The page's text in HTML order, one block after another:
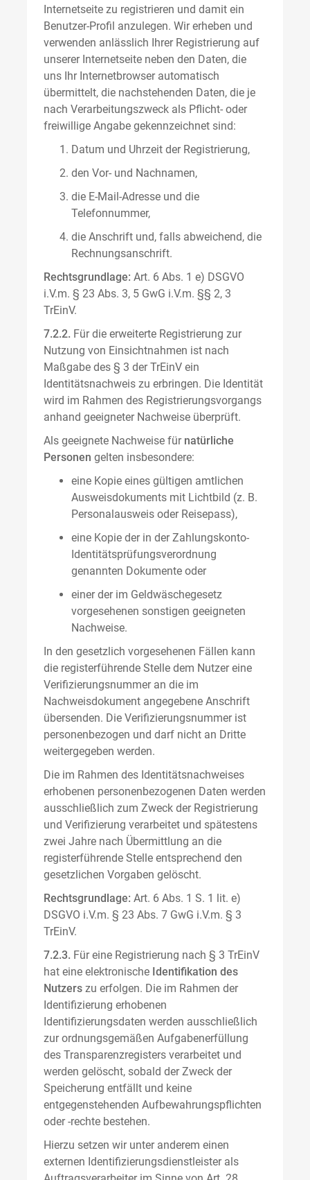
Internetseite zu registrieren und damit ein
Benutzer-Profil anzulegen. Wir erheben und
verwenden anlässlich Ihrer Registrierung auf
unserer Internetseite neben den Daten, die
uns Ihr Internetbrowser automatisch
übermittelt, die nachstehenden Daten, die je
nach Verarbeitungszweck als Pflicht- oder
freiwillige Angabe gekennzeichnet sind:
Datum und Uhrzeit der Registrierung,
den Vor- und Nachnamen,
die E-Mail-Adresse und die
Telefonnummer,
die Anschrift und, falls abweichend, die
Rechnungsanschrift.
Rechtsgrundlage: Art. 6 Abs. 1 e) DSGVO
i.V.m. § 23 Abs. 3, 5 GwG i.V.m. §§ 2, 3
TrEinV.
7.2.2. Für die erweiterte Registrierung zur
Nutzung von Einsichtnahmen ist nach
Maßgabe des § 3 der TrEinV ein
Identitätsnachweis zu erbringen. Die Identität
wird im Rahmen des Registrierungsvorgangs
anhand geeigneter Nachweise überprüft.
Als geeignete Nachweise für natürliche
Personen gelten insbesondere:
eine Kopie eines gültigen amtlichen
Ausweisdokuments mit Lichtbild (z. B.
Personalausweis oder Reisepass),
eine Kopie der in der Zahlungskonto-
Identitätsprüfungsverordnung
genannten Dokumente oder
einer der im Geldwäschegesetz
vorgesehenen sonstigen geeigneten
Nachweise.
In den gesetzlich vorgesehenen Fällen kann
die registerführende Stelle dem Nutzer eine
Verifizierungsnummer an die im
Nachweisdokument angegebene Anschrift
übersenden. Die Verifizierungsnummer ist
personenbezogen und darf nicht an Dritte
weitergegeben werden.
Die im Rahmen des Identitätsnachweises
erhobenen personenbezogenen Daten werden
ausschließlich zum Zweck der Registrierung
und Verifizierung verarbeitet und spätestens
zwei Jahre nach Übermittlung an die
registerführende Stelle entsprechend den
gesetzlichen Vorgaben gelöscht.
Rechtsgrundlage: Art. 6 Abs. 1 S. 1 lit. e)
DSGVO i.V.m. § 23 Abs. 7 GwG i.V.m. § 3
TrEinV.
7.2.3. Für eine Registrierung nach § 3 TrEinV
hat eine elektronische Identifikation des
Nutzers zu erfolgen. Die im Rahmen der
Identifizierung erhobenen
Identifizierungsdaten werden ausschließlich
zur ordnungsgemäßen Aufgabenerfüllung
des Transparenzregisters verarbeitet und
werden gelöscht, sobald der Zweck der
Speicherung entfällt und keine
entgegenstehenden Aufbewahrungspflichten
oder -rechte bestehen.
Hierzu setzen wir unter anderem einen
externen Identifizierungsdienstleister als